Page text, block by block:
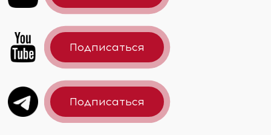
Подписаться
Подписаться